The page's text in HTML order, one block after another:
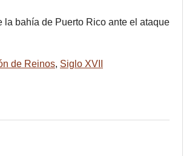
bahía de Puerto Rico ante el ataque
de Reinos, Siglo XVII